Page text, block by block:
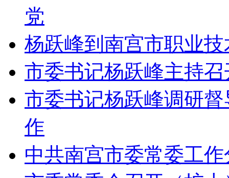
党
杨跃峰到南宫市职业
市委书记杨跃峰主持
市委书记杨跃峰调研
作
中共南宫市委常委工作